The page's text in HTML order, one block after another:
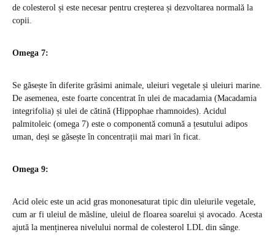
de colesterol și este necesar pentru creșterea și dezvoltarea normală la
copii.
Omega 7:
Se găsește în diferite grăsimi animale, uleiuri vegetale și uleiuri marine.
De asemenea, este foarte concentrat în ulei de macadamia (Macadamia
integrifolia) și ulei de cătină (Hippophae rhamnoides). Acidul
palmitoleic (omega 7) este o componentă comună a țesutului adipos
uman, deși se găsește în concentrații mai mari în ficat.
Omega 9:
Acid oleic este un acid gras mononesaturat tipic din uleiurile vegetale,
cum ar fi uleiul de măsline, uleiul de floarea soarelui și avocado. Acesta
ajută la menținerea nivelului normal de colesterol LDL din sânge.